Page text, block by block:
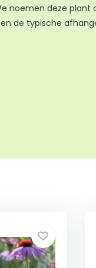
noemen deze
de typische